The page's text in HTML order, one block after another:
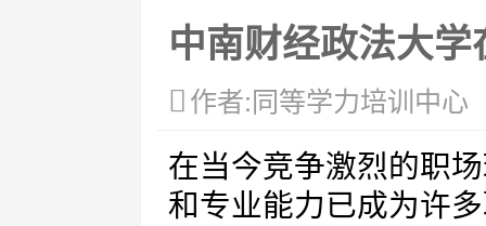
中南财经政法大
作者:同等学力培训中心
在当今竞争激烈的职
和专业能力已成为许